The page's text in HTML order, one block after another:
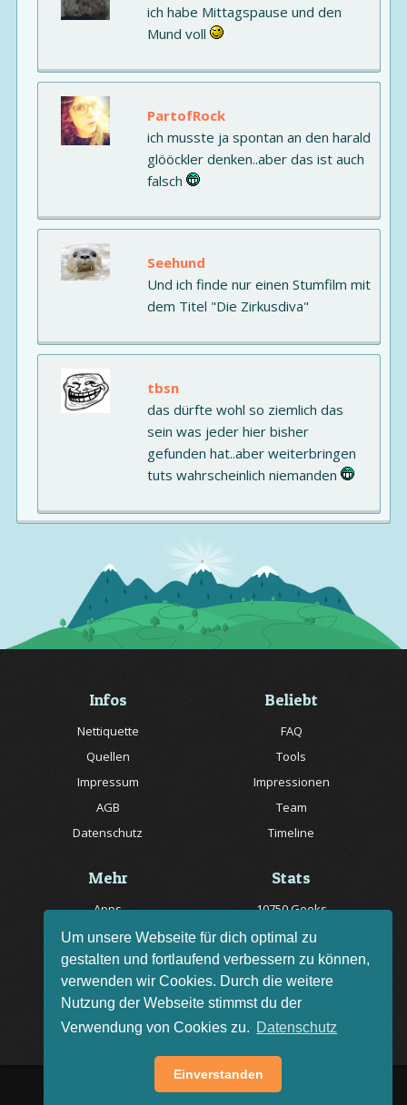
Um unsere Webseite für dich optimal zu
gestalten und fortlaufend verbessern zu können,
verwenden wir Cookies. Durch die weitere
Nutzung der Webseite stimmst du der
Verwendung von Cookies zu. Datenschutz
Einverstanden
ich habe Mittagspause und den
Mund voll
PartofRock
ich musste ja spontan an den harald
glööckler denken..aber das ist auch
falsch
Seehund
Und ich finde nur einen Stumfilm mit
dem Titel "Die Zirkusdiva"
tbsn
das dürfte wohl so ziemlich das
sein was jeder hier bisher
gefunden hat..aber weiterbringen
tuts wahrscheinlich niemanden
Infos
Nettiquette
Quellen
Impressum
AGB
Datenschutz
Beliebt
FAQ
Tools
Impressionen
Team
Timeline
Mehr
Apps
Jobs
Livestream
Bug melden
Rätsel des Tages
Stats
10750 Geeks
20057 Rätsel online
150 Quizfragen online
AGB•Impressum•FAQ